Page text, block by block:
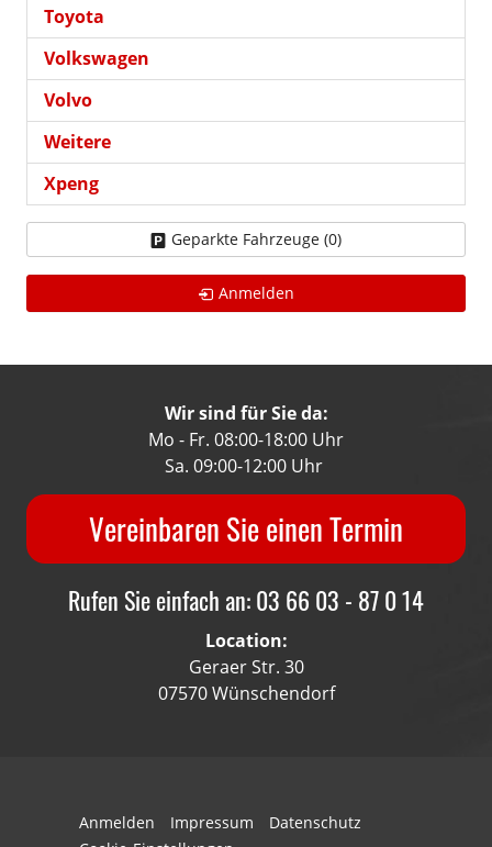
Toyota
Volkswagen
Volvo
Weitere
Xpeng
Geparkte Fahrzeuge (0)
Anmelden
Wir sind für Sie da:
Mo - Fr. 08:00-18:00 Uhr
Sa. 09:00-12:00 Uhr
Vereinbaren Sie einen Termin
Rufen Sie einfach an: 03 66 03 - 87 0 14
Location:
Geraer Str. 30
07570 Wünschendorf
Anmelden Impressum
Datenschutz